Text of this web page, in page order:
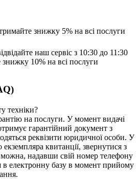
знижку 5% на всі послуги
наш сервіс з 10:30 до 11:30
10% на всі послуги
техніки?
на послуги. У момент видачі
гарантійний документ з
реквізити юридичної особи. У
екземпляра квитанції, звернутися з
можна, надавши свій номер телефону
в електронну базу в момент прийому